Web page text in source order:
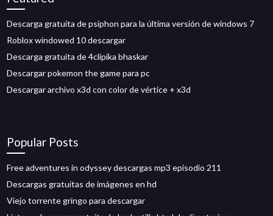
Descarga gratuita de psiphon para la última versión de windows 7
Roblox windowed 10 descargar
Descarga gratuita de 4clipika bhaskar
Descargar pokemon the game para pc
Descargar archivo x3d con color de vértice + x3d
Popular Posts
Free adventures in odyssey descargas mp3 episodio 211
Descargas gratuitas de imágenes en hd
Viejo torrente gringo para descargar